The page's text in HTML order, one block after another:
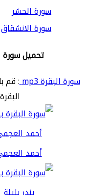
سورة الحشر
سورة الانشقاق
تحميل سورة
سورة البقرة mp3
: قم
أحمد